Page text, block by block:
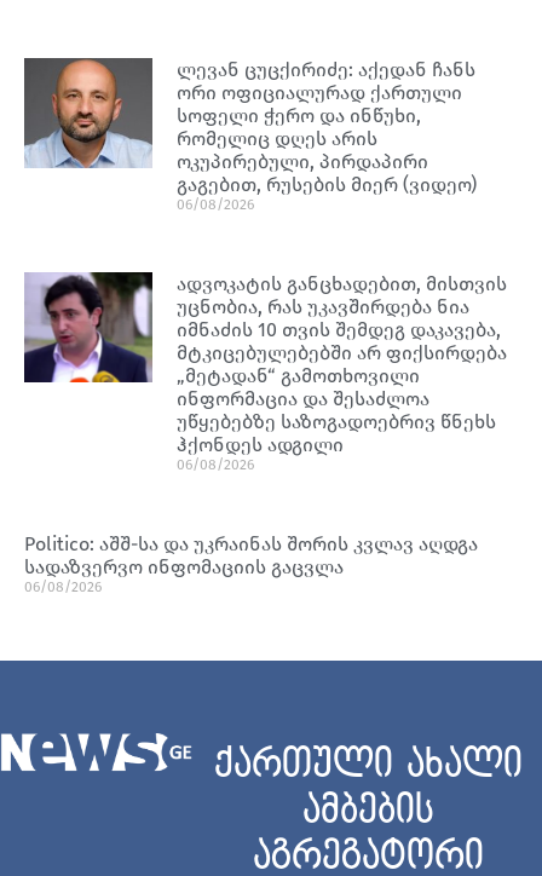
ლევან ცუცქირიძე: აქედან ჩანს
ორი ოფიციალურად ქართული
სოფელი ჭერო და ინწუხი,
რომელიც დღეს არის
ოკუპირებული, პირდაპირი
გაგებით, რუსების მიერ (ვიდეო)
06/08/2026
ადვოკატის განცხადებით, მისთვის
უცნობია, რას უკავშირდება ნია
იმნაძის 10 თვის შემდეგ დაკავება,
მტკიცებულებებში არ ფიქსირდება
„მეტადან“ გამოთხოვილი
ინფორმაცია და შესაძლოა
უწყებებზე საზოგადოებრივ წნეხს
ჰქონდეს ადგილი
06/08/2026
Politico: აშშ-სა და უკრაინას შორის კვლავ აღდგა
სადაზვერვო ინფომაციის გაცვლა
06/08/2026
ქართული ახალი
ამბების
აგრეგატორი